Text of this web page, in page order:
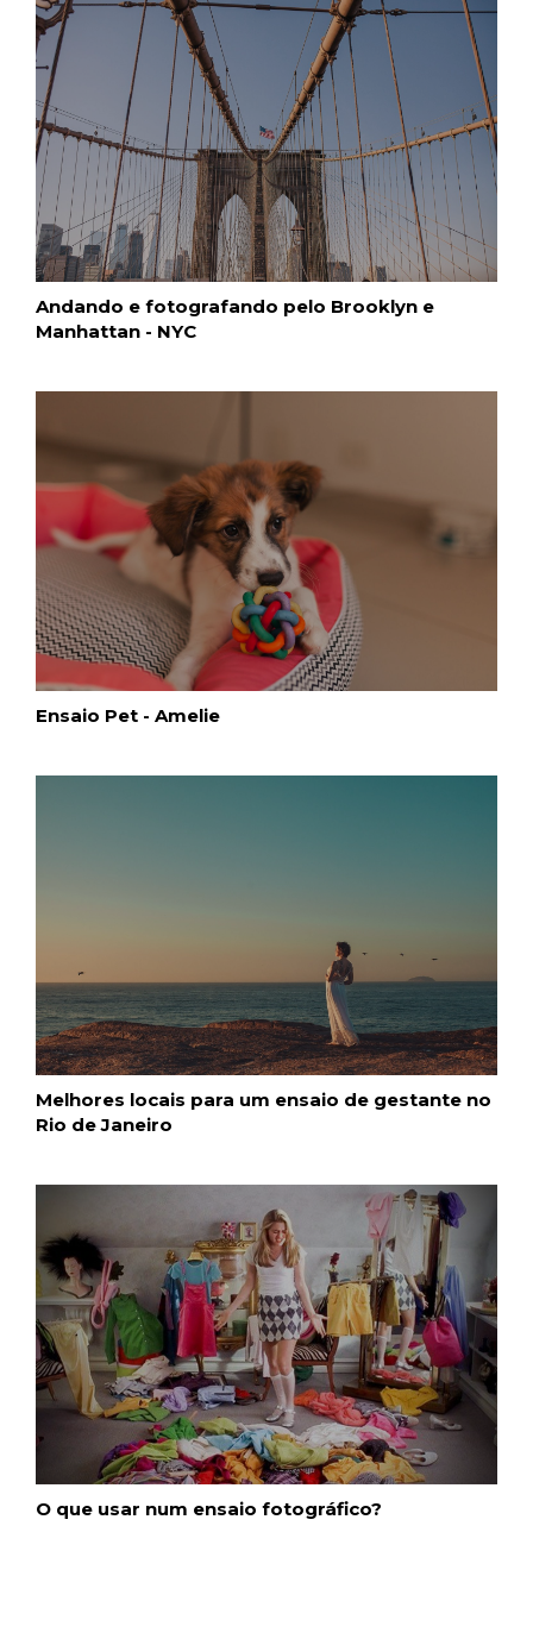
Andando e fotografando pelo Brooklyn e
Manhattan - NYC
Ensaio Pet - Amelie
Melhores locais para um ensaio de gestante no
Rio de Janeiro
O que usar num ensaio fotográfico?